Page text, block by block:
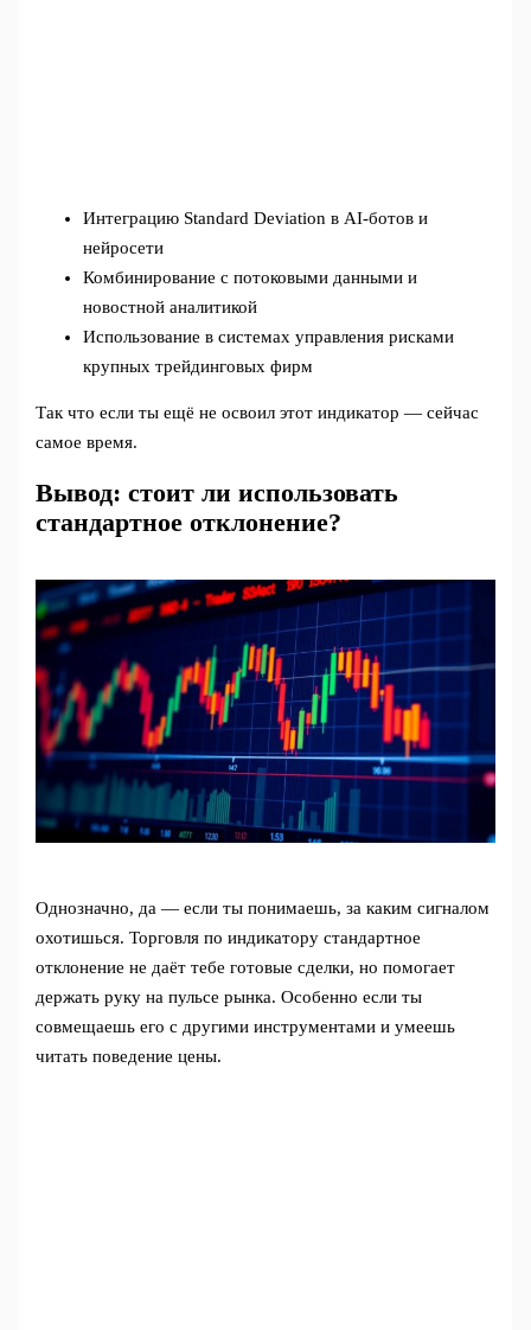
Интеграцию Standard Deviation в AI-ботов и
нейросети
Комбинирование с потоковыми данными и
новостной аналитикой
Использование в системах управления рисками
крупных трейдинговых фирм
Так что если ты ещё не освоил этот индикатор — сейчас
самое время.
Вывод: стоит ли использовать
стандартное отклонение?
Однозначно, да — если ты понимаешь, за каким сигналом
охотишься. Торговля по индикатору стандартное
отклонение не даёт тебе готовые сделки, но помогает
держать руку на пульсе рынка. Особенно если ты
совмещаешь его с другими инструментами и умеешь
читать поведение цены.